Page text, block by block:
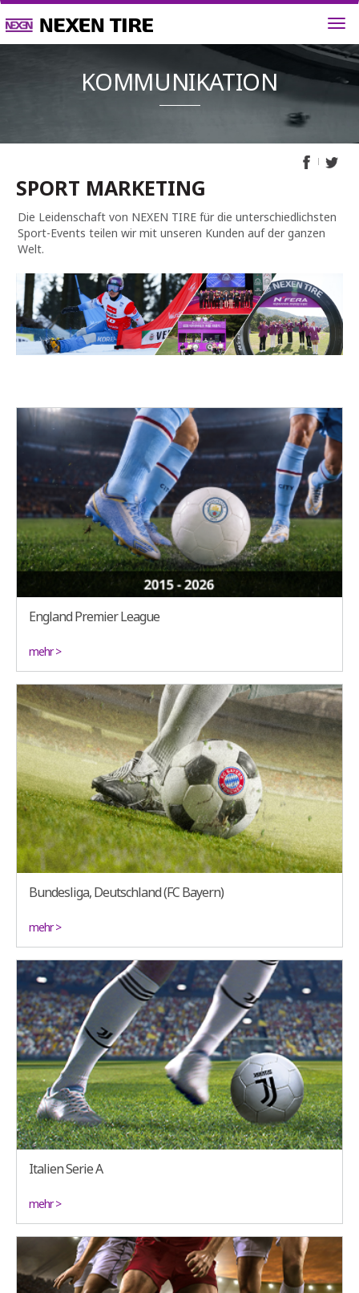
SPORT MARKETING
Die Leidenschaft von NEXEN TIRE für die unterschiedlichsten
Sport-Events teilen wir mit unseren Kunden auf der ganzen
Welt.
England Premier League
mehr >
Bundesliga, Deutschland (FC Bayern)
mehr >
Italien Serie A
mehr >